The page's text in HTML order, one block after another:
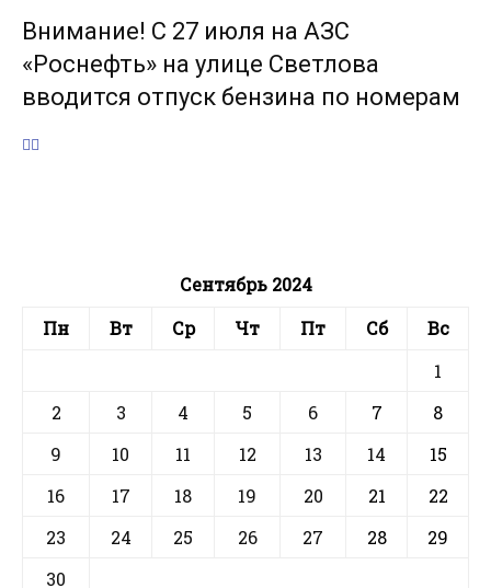
Внимание! С 27 июля на АЗС
«Роснефть» на улице Светлова
вводится отпуск бензина по номерам
Сентябрь 2024
Пн
Вт Ср Чт Пт Сб
Вс
1
2
3 4 5 6 7
8
9
10 11 12 13 14
15
16
17 18 19 20 21
22
23
24 25 26 27 28
29
30